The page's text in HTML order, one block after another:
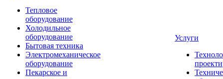
Тепловое
оборудование
Холодильное
оборудование
Бытовая техника
Электромеханическое
оборудование
Пекарское и
Услуги